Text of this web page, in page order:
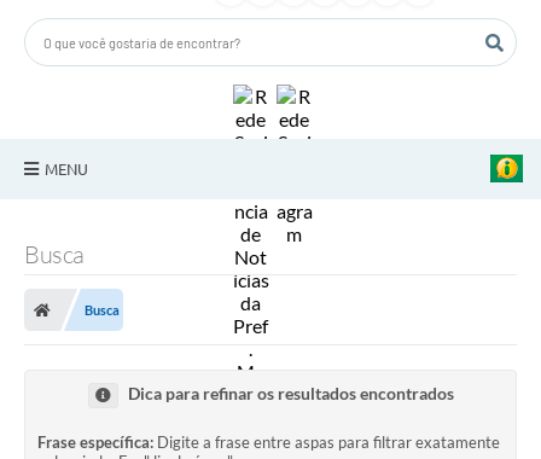
MENU
Secretarias
Diário Oficial
Busca
Busca
Dica para refinar os resultados encontrados
Frase específica: Digite a frase entre aspas para filtrar exatamente